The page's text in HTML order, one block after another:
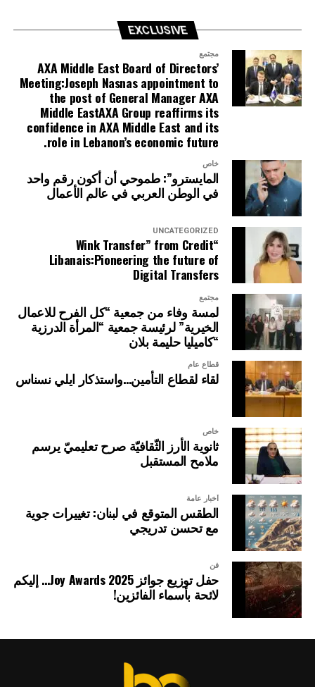
EXCLUSIVE
مجتمع
AXA Middle East Board of Directors’
Meeting:Joseph Nasnas appointment to
the post of General Manager AXA
Middle EastAXA Group reaffirms its
confidence in AXA Middle East and its
role in Lebanon’s economic future.
خاص
المايسترو”: طموحي أن أكون رقم واحد
في الوطن العربي في عالم الأعمال
UNCATEGORIZED
“Wink Transfer” from Credit
Libanais:Pioneering the future of
Digital Transfers
مجتمع
لمسة وفاء من جمعية “كل الفرح للاعمال
الخيرية” لرئيسة جمعية “المرأة الدرزية
“كاميليا حليمة بلان
قطاع عام
لقاء لقطاع التأمين…واستذكار ايلي نسناس
خاص
ثانوية الأرز الثّقافيّة صرح تعليميّ يرسم
ملامح المستقبل
أخبار عامة
الطقس المتوقع في لبنان: تغييرات جوية
مع تحسن تدريجي
فن
حفل توزيع جوائز Joy Awards 2025… إليكم
لائحة بأسماء الفائزين!